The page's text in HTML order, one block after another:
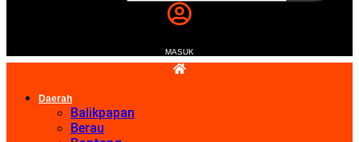
MASUK
Daerah
Balikpapan
Berau